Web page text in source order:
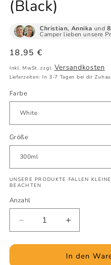
(Black)
Christian, Annika und
Camper lieben unsere
Normaler
Preis
18,95 €
Inkl. MwSt. zzgl. Versandkosten
Lieferzeiten: In 3-7 Tagen bei dir
Farbe
Größe
UNSERE PRODUKTE FALLEN
BEACHTEN
Anzahl
Verringere
die
Menge
Erhöhe
die
Menge
für
In den